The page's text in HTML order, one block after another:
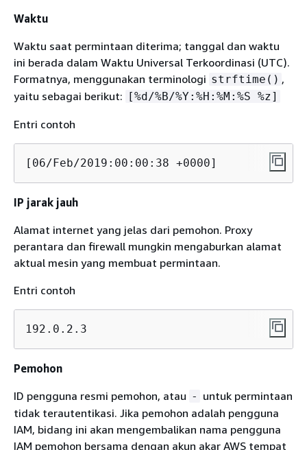
Waktu
Waktu saat permintaan diterima; tanggal dan waktu
ini berada dalam Waktu Universal Terkoordinasi (UTC).
Formatnya, menggunakan terminologi strftime() ,
yaitu sebagai berikut: [%d/%B/%Y:%H:%M:%S %z]
Entri contoh
[06/Feb/2019:00:00:38 +0000]
IP jarak jauh
Alamat internet yang jelas dari pemohon. Proxy
perantara dan firewall mungkin mengaburkan alamat
aktual mesin yang membuat permintaan.
Entri contoh
192.0.2.3
Pemohon
ID pengguna resmi pemohon, atau - untuk permintaan
tidak terautentikasi. Jika pemohon adalah pengguna
IAM, bidang ini akan mengembalikan nama pengguna
IAM pemohon bersama dengan akun akar AWS tempat